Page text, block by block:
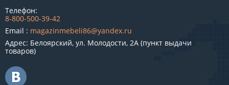
Телефон:
8-800-500-39-42
Email : magazinmebeli86@yandex.ru
Адрес: Белоярский, ул. Молодости, 2А (пункт выдачи
товаров)